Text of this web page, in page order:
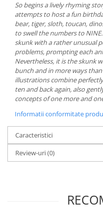
So begins a lively rhyming
attempts to host a fun
bear, tiger, sloth, toucan,
to swell the numbers to
skunk with a rather unusual
problems, prompting each
Nevertheless, it is the skunk
bunch and in more ways
illustrations combine
ten and back again, also
concepts of one more and
Informatii conformitate
Caracteristici
Review-uri(0)